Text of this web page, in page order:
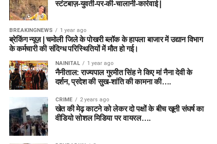
स्टंटबाज़-युवती-पर-की-चालानी-कार्रवाई |
BREAKINGNEWS 1 year ago
ब्रेकिंग न्यूज़ | चमोली जिले के पोखरी ब्लॉक के हापला बाजार में उद्यान विभाग
के कर्मचारी की संदिग्ध परिस्थितियों में मौत हो गई।
NAINITAL 1 year ago
नैनीताल: राज्यपाल गुरमीत सिंह ने किए मां नैना देवी के
दर्शन, प्रदेश की सुख-शांति की कामना की….
CRIME 2 years ago
खेत की मेढ़ काटने को लेकर दो पक्षों के बीच खूनी संघर्ष का
वीडियो सोशल मिडिया पर वायरल….